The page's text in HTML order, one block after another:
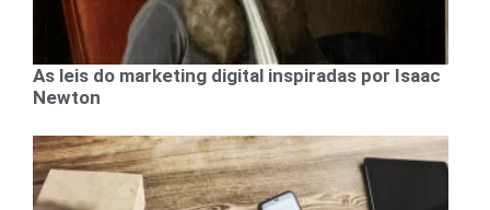
As leis do marketing digital inspiradas por Isaac
Newton